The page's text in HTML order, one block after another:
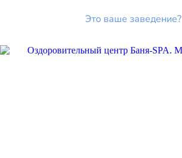
Это ваше заведение?